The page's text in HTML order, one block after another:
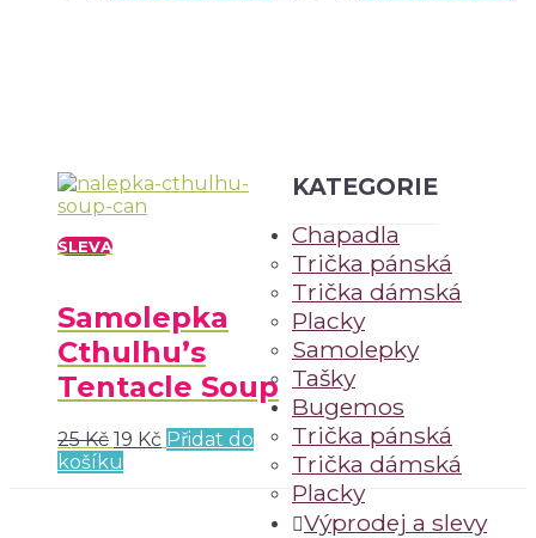
SLEVA
Samolepka
Cthulhu’s
Tentacle Soup
25Kč 19 Kč Přidat do
košíku
KATEGORIE
Chapadla
Trička pánská
Trička dámská
Placky
Samolepky
Tašky
Bugemos
Trička pánská
Trička dámská
Placky
Výprodej a slevy